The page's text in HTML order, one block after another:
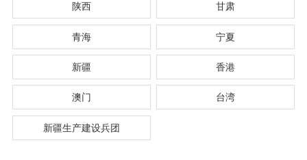
陕西 甘肃
青海 宁夏
新疆 香港
澳门 台湾
新疆生产建设兵团